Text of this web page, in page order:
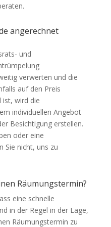
angerechnet
und
verwerten und die
auf den Preis
ist, wird die
individuellen Angebot
Besichtigung erstellen.
oder eine
Sie nicht, uns zu
Räumungstermin?
eine schnelle
in der Regel in der Lage,
Räumungstermin zu